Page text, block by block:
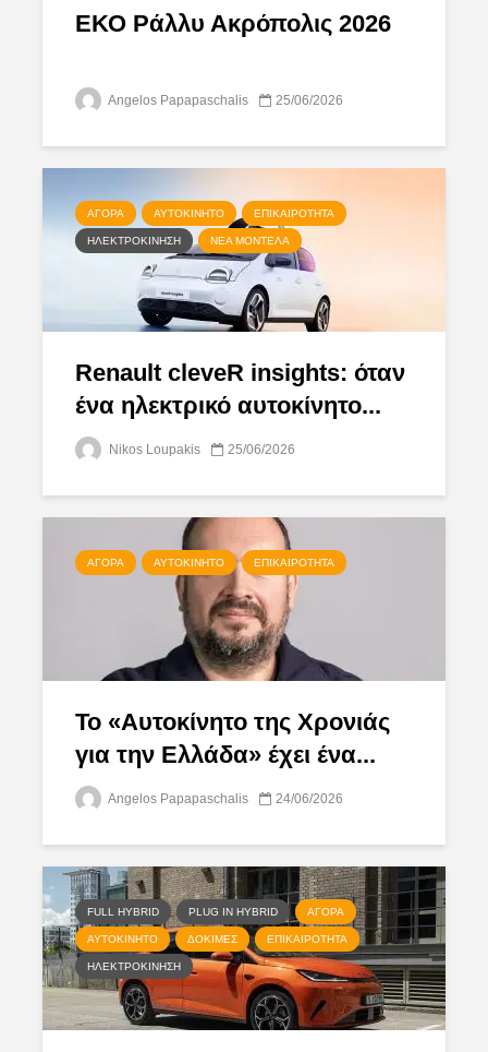
ΕΚΟ Ράλλυ Ακρόπολις 2026
Angelos Papapaschalis 25/06/2026
ΑΓΟΡΆ ΑΥΤΟΚΊΝΗΤΟ ΕΠΙΚΑΙΡΌΤΗΤΑ
ΗΛΕΚΤΡΟΚΊΝΗΣΗ ΝΈΑ ΜΟΝΤΈΛΑ
Renault cleveR insights: όταν
ένα ηλεκτρικό αυτοκίνητο...
Nikos Loupakis 25/06/2026
ΑΓΟΡΆ ΑΥΤΟΚΊΝΗΤΟ ΕΠΙΚΑΙΡΌΤΗΤΑ
Το «Αυτοκίνητο της Χρονιάς
για την Ελλάδα» έχει ένα...
Angelos Papapaschalis 24/06/2026
FULL HYBRID PLUG IN HYBRID ΑΓΟΡΆ
ΑΥΤΟΚΊΝΗΤΟ ΔΟΚΙΜΈΣ ΕΠΙΚΑΙΡΌΤΗΤΑ
ΗΛΕΚΤΡΟΚΊΝΗΣΗ